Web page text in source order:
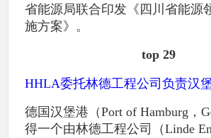
省能源局联合印发《四川省能源
施方案》。
top 29
HHLA委托林德工程公司负责汉
德国汉堡港（Port of Hamburg，
得一个由林德工程公司（Linde